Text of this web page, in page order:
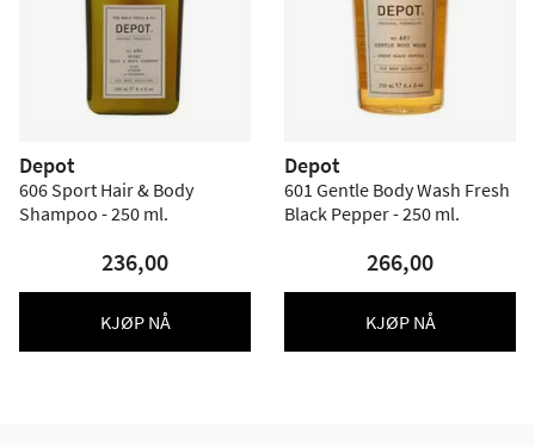
Depot
606 Sport Hair & Body
Shampoo - 250 ml.
236,00
KJØP NÅ
Depot
601 Gentle Body Wash Fresh
Black Pepper - 250 ml.
266,00
KJØP NÅ